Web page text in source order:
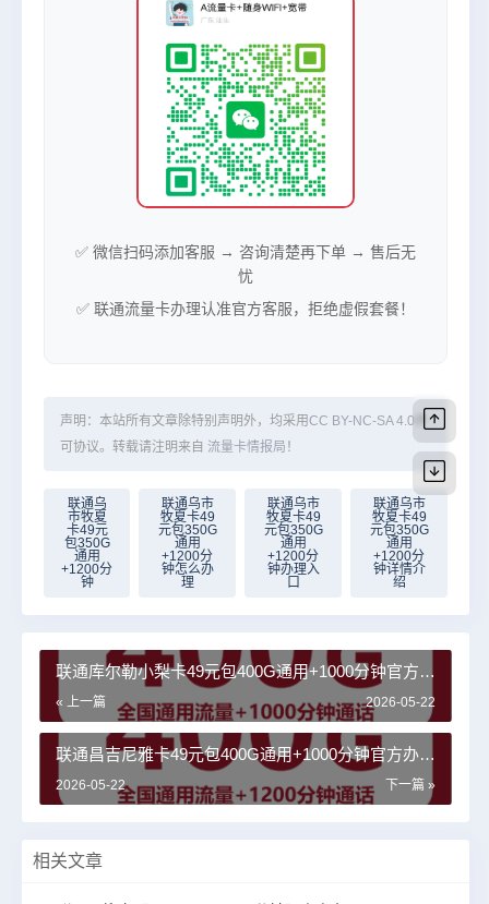
✅ 微信扫码添加客服 → 咨询清楚再下单 → 售后无
忧
✅ 联通流量卡办理认准官方客服，拒绝虚假套餐！
声明：本站所有文章除特别声明外，均采用CC BY-NC-SA 4.0
可协议。转载请注明来自 流量卡情报局 ！
联通乌
市牧夏
卡49元
包350G
通用
+1200分
钟
联通乌市
牧夏卡49
元包350G
通用
+1200分
钟怎么办
理
联通乌市
牧夏卡49
元包350G
通用
+1200分
钟办理入
口
联通乌市
牧夏卡49
元包350G
通用
+1200分
钟详情介
绍
联通库尔勒小梨卡49元包400G通用+1000分钟官方办
理入口
« 上一篇 2026-05-22
联通昌吉尼雅卡49元包400G通用+1000分钟官方办理
入口
下一篇 »
2026-05-22
相关文章